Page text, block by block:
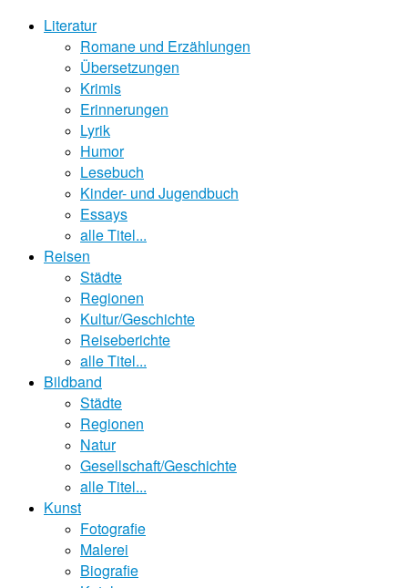
Literatur
Romane und Erzählungen
Übersetzungen
Krimis
Erinnerungen
Lyrik
Humor
Lesebuch
Kinder- und Jugendbuch
Essays
alle Titel...
Reisen
Städte
Regionen
Kultur/Geschichte
Reiseberichte
alle Titel...
Bildband
Städte
Regionen
Natur
Gesellschaft/Geschichte
alle Titel...
Kunst
Fotografie
Malerei
Biografie